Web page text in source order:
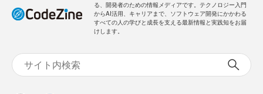
る、開発者のための情報メディアです。テクノロジー入門
からAI活用、キャリアまで、ソフトウェア開発にかかわる
すべての人の学びと成長を支える最新情報と実践知をお届
けします。